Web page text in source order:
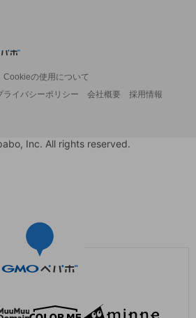
Cookieの使用について
ライバシーポリシー 会社概要
採用情報
Inc. All rights reserved.